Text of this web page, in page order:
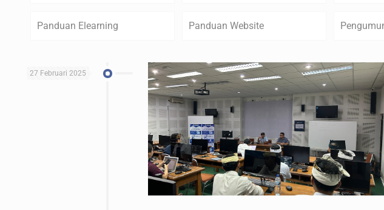
Panduan Elearning Panduan Website
27 Februari 2025